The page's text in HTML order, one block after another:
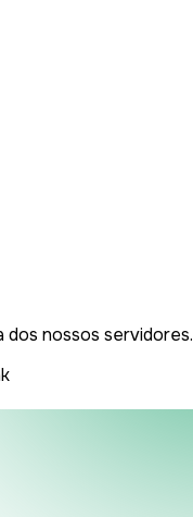
nossos servidores.